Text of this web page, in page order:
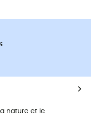
nature et le